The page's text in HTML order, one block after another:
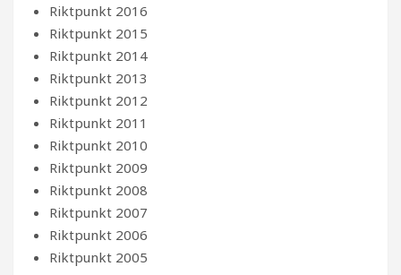
Riktpunkt 2016
Riktpunkt 2015
Riktpunkt 2014
Riktpunkt 2013
Riktpunkt 2012
Riktpunkt 2011
Riktpunkt 2010
Riktpunkt 2009
Riktpunkt 2008
Riktpunkt 2007
Riktpunkt 2006
Riktpunkt 2005